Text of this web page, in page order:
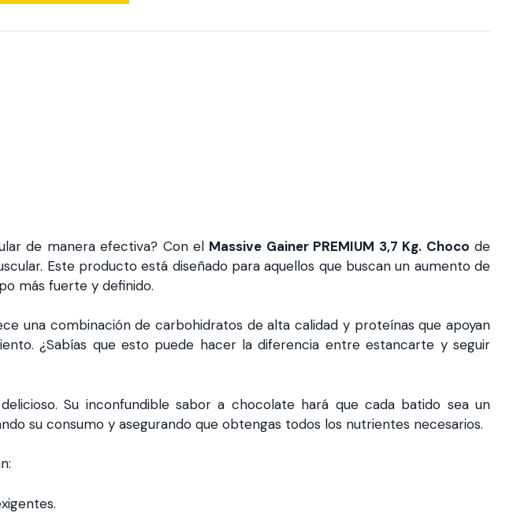
de manera efectiva? Con el Massive Gainer PREMIUM 3,7 Kg. Choco de
Este producto está diseñado para aquellos que buscan un aumento de
más fuerte y definido.
una combinación de carbohidratos de alta calidad y proteínas que apoyan
¿Sabías que esto puede hacer la diferencia entre estancarte y seguir
Su inconfundible sabor a chocolate hará que cada batido sea un
su consumo y asegurando que obtengas todos los nutrientes necesarios.